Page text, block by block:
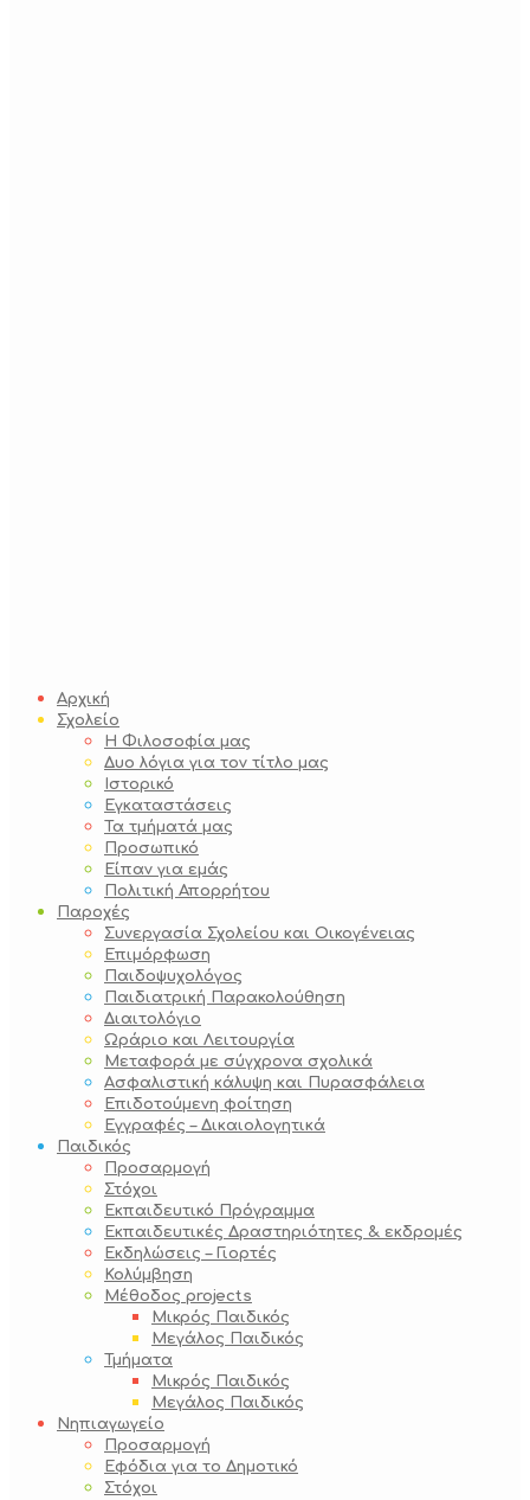
Αρχική
Σχολείο
Η Φιλοσοφία μας
Δυο λόγια για τον τίτλο μας
Ιστορικό
Εγκαταστάσεις
Τα τμήματά μας
Προσωπικό
Είπαν για εμάς
Πολιτική Απορρήτου
Παροχές
Συνεργασία Σχολείου και Οικογένειας
Επιμόρφωση
Παιδοψυχολόγος
Παιδιατρική Παρακολούθηση
Διαιτολόγιο
Ωράριο και Λειτουργία
Μεταφορά με σύγχρονα σχολικά
Ασφαλιστική κάλυψη και Πυρασφάλεια
Επιδοτούμενη φοίτηση
Εγγραφές – Δικαιολογητικά
Παιδικός
Προσαρμογή
Στόχοι
Εκπαιδευτικό Πρόγραμμα
Εκπαιδευτικές Δραστηριότητες & εκδρομές
Εκδηλώσεις – Γιορτές
Κολύμβηση
Μέθοδος projects
Μικρός Παιδικός
Μεγάλος Παιδικός
Τμήματα
Μικρός Παιδικός
Μεγάλος Παιδικός
Νηπιαγωγείο
Προσαρμογή
Εφόδια για το Δημοτικό
Στόχοι